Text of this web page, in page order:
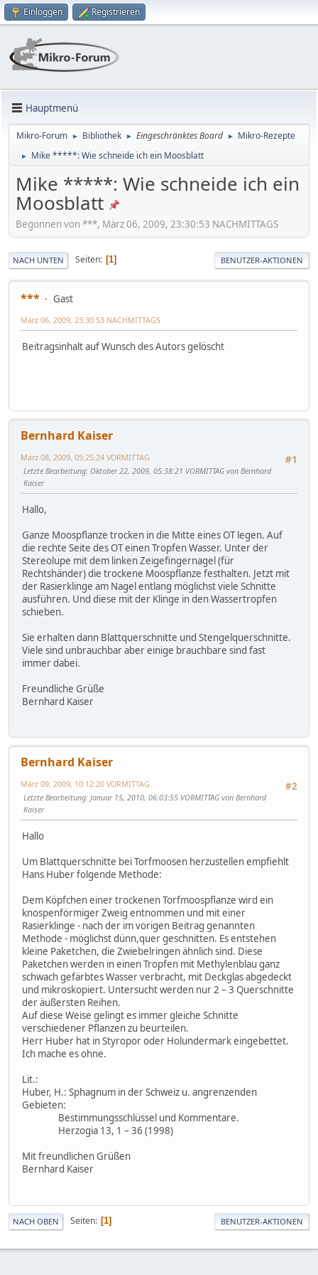
Einloggen Registrieren
Hauptmenü
Mikro-Forum ► Bibliothek ► Eingeschränktes Board ► Mikro-Rezepte
► Mike *****: Wie schneide ich ein Moosblatt
Mike *****: Wie schneide ich ein
Moosblatt
Begonnen von ***, März 06, 2009, 23:30:53 NACHMITTAGS
NACH UNTEN Seiten 1 BENUTZER-AKTIONEN
*** Gast
März 06, 2009, 23:30:53 NACHMITTAGS
Beitragsinhalt auf Wunsch des Autors gelöscht
Bernhard Kaiser
#1
März 08, 2009, 05:25:24 VORMITTAG
Letzte Bearbeitung: Oktober 22, 2009, 05:38:21 VORMITTAG von Bernhard
Kaiser
Hallo,
Ganze Moospflanze trocken in die Mitte eines OT legen. Auf
die rechte Seite des OT einen Tropfen Wasser. Unter der
Stereolupe mit dem linken Zeigefingernagel (für
Rechtshänder) die trockene Moospflanze festhalten. Jetzt mit
der Rasierklinge am Nagel entlang möglichst viele Schnitte
ausführen. Und diese mit der Klinge in den Wassertropfen
schieben.
Sie erhalten dann Blattquerschnitte und Stengelquerschnitte.
Viele sind unbrauchbar aber einige brauchbare sind fast
immer dabei.
Freundliche Grüße
Bernhard Kaiser
Bernhard Kaiser
#2
März 09, 2009, 10:12:20 VORMITTAG
Letzte Bearbeitung: Januar 15, 2010, 06:03:55 VORMITTAG von Bernhard
Kaiser
Hallo
Um Blattquerschnitte bei Torfmoosen herzustellen empfiehlt
Hans Huber folgende Methode:
Dem Köpfchen einer trockenen Torfmoospflanze wird ein
knospenförmiger Zweig entnommen und mit einer
Rasierklinge - nach der im vorigen Beitrag genannten
Methode - möglichst dünn,quer geschnitten. Es entstehen
kleine Paketchen, die Zwiebelringen ähnlich sind. Diese
Paketchen werden in einen Tropfen mit Methylenblau ganz
schwach gefärbtes Wasser verbracht, mit Deckglas abgedeckt
und mikroskopiert. Untersucht werden nur 2 – 3 Querschnitte
der äußersten Reihen.
Auf diese Weise gelingt es immer gleiche Schnitte
verschiedener Pflanzen zu beurteilen.
Herr Huber hat in Styropor oder Holundermark eingebettet.
Ich mache es ohne.
Lit.:
Huber, H.: Sphagnum in der Schweiz u. angrenzenden
Gebieten:
Bestimmungsschlüssel und Kommentare.
Herzogia 13, 1 – 36 (1998)
Mit freundlichen Grüßen
Bernhard Kaiser
NACH OBEN Seiten 1 BENUTZER-AKTIONEN